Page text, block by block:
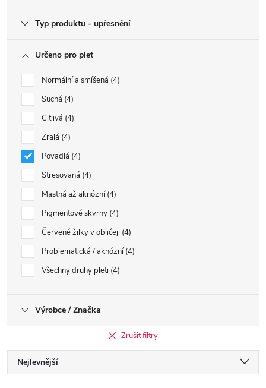
Typ produktu - upřesnění
Určeno pro pleť
Normální a smíšená 4
Suchá 4
Citlivá 4
Zralá 4
Povadlá 4
Stresovaná 4
Mastná až aknózní 4
Pigmentové skvrny 4
Červené žilky v obličeji 4
Problematická / aknózní 4
Všechny druhy pleti 4
Výrobce / Značka
Zrušit filtry
Ř
Nejlevnější